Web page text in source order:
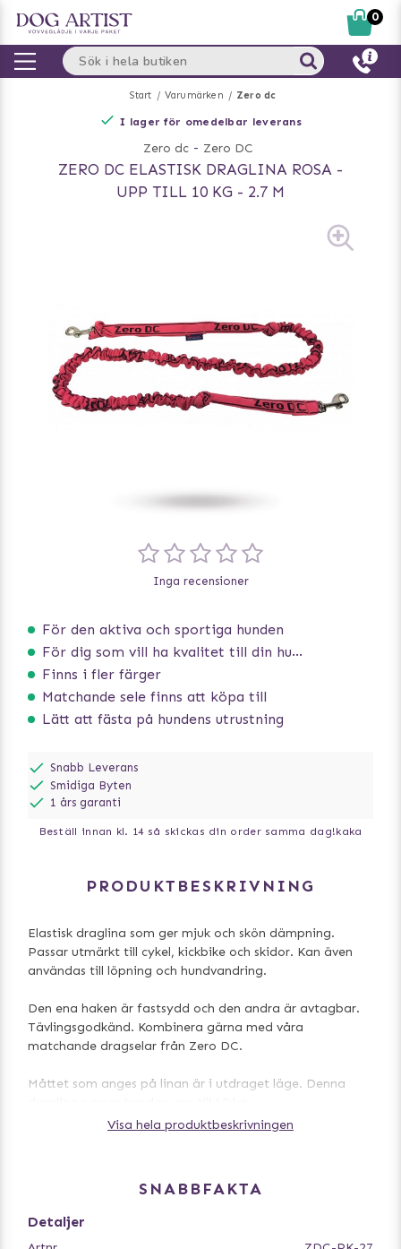
Start Varumärken Zero dc
I lager för omedelbar leverans
Zero dc - Zero DC
ZERO DC ELASTISK DRAGLINA ROSA -
UPP TILL 10 KG - 2.7 M
För den aktiva och sportiga hunden
För dig som vill ha kvalitet till din hund!
Finns i fler färger
Matchande sele finns att köpa till
Lätt att fästa på hundens utrustning
Inga recensioner
Snabb Leverans
Smidiga Byten
1 års garanti
Beställ innan kl. 14 så skickas din order samma dag!kaka
PRODUKTBESKRIVNING
Elastisk draglina som ger mjuk och skön dämpning.
Passar utmärkt till cykel, kickbike och skidor. Kan även
användas till löpning och hundvandring.
Den ena haken är fastsydd och den andra är avtagbar.
Tävlingsgodkänd. Kombinera gärna med våra
matchande dragselar från Zero DC.
Måttet som anges på linan är i utdraget läge. Denna
Visa hela produktbeskrivningen
SNABBFAKTA
Detaljer
0